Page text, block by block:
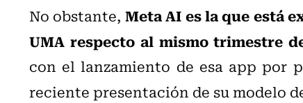
No obstante, Meta AI es la que está
UMA respecto al mismo trimestre
con el lanzamiento de esa app por
reciente presentación de su modelo